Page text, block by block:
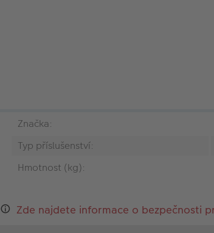
Značka:
Typ příslušenství:
Hmotnost (kg):
Zde najdete informace o bezpečnosti